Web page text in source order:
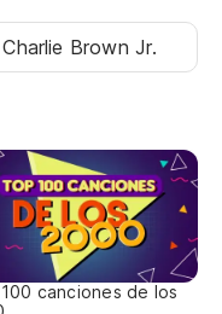
Brown Jr.
canciones de los